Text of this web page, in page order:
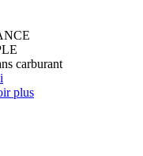
carburant
i
plus